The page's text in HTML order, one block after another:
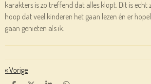
karakters is zo treffend dat alles klopt. Dit is echt
hoop dat veel kinderen het gaan lezen én er
gaan genieten als ik.
«Vorige